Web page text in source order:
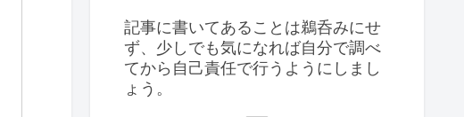
記事に書いてあることは鵜呑みにせ
ず、少しでも気になれば自分で調べ
てから自己責任で行うようにしまし
ょう。